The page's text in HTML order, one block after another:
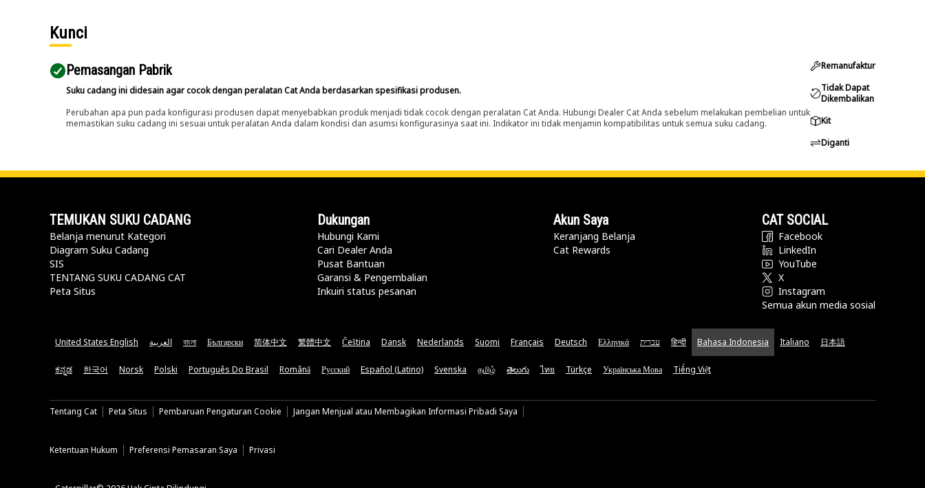
Kunci
Pemasangan Pabrik
Suku cadang ini didesain agar cocok dengan peralatan Cat Anda berdasarkan spesifikasi produsen.
Perubahan apa pun pada konfigurasi produsen dapat menyebabkan produk menjadi tidak cocok dengan peralatan Cat Anda. Hubungi Dealer Cat Anda sebelum melakukan pembelian untuk
memastikan suku cadang ini sesuai untuk peralatan Anda dalam kondisi dan asumsi konfigurasinya saat ini. Indikator ini tidak menjamin kompatibilitas untuk semua suku cadang.
Remanufaktur
Tidak Dapat
Dikembalikan
Kit
Diganti
TEMUKAN SUKU CADANG
Belanja menurut Kategori
Diagram Suku Cadang
SIS
TENTANG SUKU CADANG CAT
Peta Situs
Dukungan
Hubungi Kami
Cari Dealer Anda
Pusat Bantuan
Garansi & Pengembalian
Inkuiri status pesanan
Akun Saya
Keranjang Belanja
Cat Rewards
CAT SOCIAL
Facebook
LinkedIn
YouTube
X
Instagram
Semua akun media sosial
United States English العربية বাংলা Български 简体中文 繁體中文 Čeština Dansk Nederlands Suomi Français Deutsch Ελληνικά עברית हिन्दी Bahasa Indonesia Italiano 日本語
ಕನ್ನಡ 한국어 Norsk Polski Português Do Brasil Română Русский Español (Latino) Svenska தமிழ் తెలుగు ไทย Türkçe Українська Мова Tiếng Việt
Tentang Cat Peta Situs Pembaruan Pengaturan Cookie Jangan Menjual atau Membagikan Informasi Pribadi Saya
Ketentuan Hukum Preferensi Pemasaran Saya Privasi